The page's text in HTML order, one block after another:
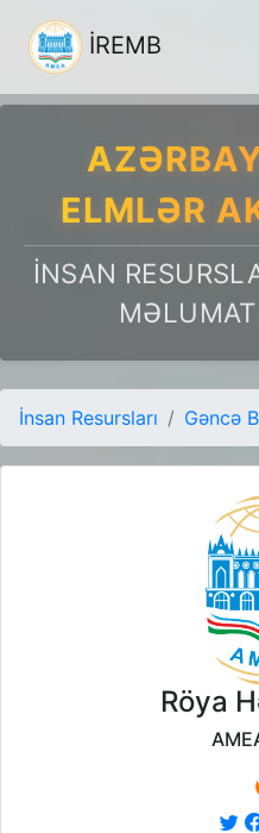
İREMB
ELMLƏR
İNSAN
İnsan Resursları Gəncə
Röya